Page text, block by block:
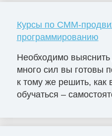
Курсы по СММ-
программированию
Необходимо
много сил вы готовы
к тому же решить,
обучаться –